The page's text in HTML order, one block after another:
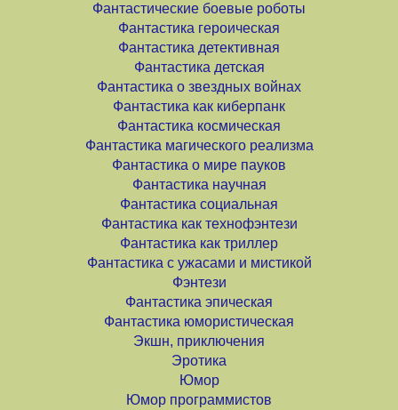
Фантастические боевые роботы
Фантастика героическая
Фантастика детективная
Фантастика детская
Фантастика о звездных войнах
Фантастика как киберпанк
Фантастика космическая
Фантастика магического реализма
Фантастика о мире пауков
Фантастика научная
Фантастика социальная
Фантастика как технофэнтези
Фантастика как триллер
Фантастика с ужасами и мистикой
Фэнтези
Фантастика эпическая
Фантастика юмористическая
Экшн, приключения
Эротика
Юмор
Юмор программистов